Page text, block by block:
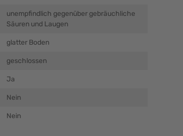
unempfindlich gegenüber gebräuchliche
Säuren und Laugen
glatter Boden
geschlossen
Ja
Nein
Nein